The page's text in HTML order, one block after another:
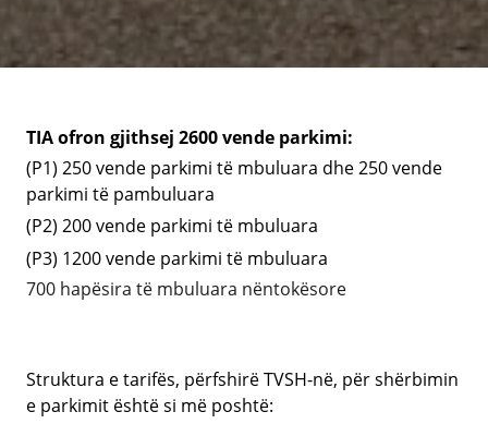
TIA ofron gjithsej 2600 vende parkimi:
(P1) 250 vende parkimi të mbuluara dhe 250 vende
parkimi të pambuluara
(P2) 200 vende parkimi të mbuluara
(P3) 1200 vende parkimi të mbuluara
700 hapësira të mbuluara nëntokësore
Struktura e tarifës, përfshirë TVSH-në, për shërbimin
e parkimit është si më poshtë: